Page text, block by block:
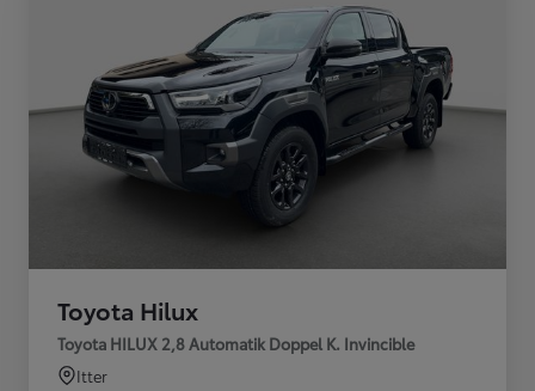
Toyota Hilux
Toyota HILUX 2,8 Automatik Doppel K. Invincible
Itter